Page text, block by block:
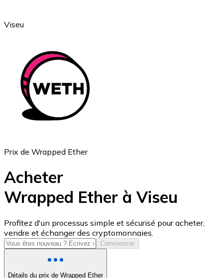
Ethereum
ETH
USD Coin
USDC
Viseu
Prix de Wrapped Ether
Acheter
Wrapped Ether à Viseu
Profitez d'un processus simple et sécurisé pour acheter,
vendre et échanger des cryptomonnaies.
Commencer
Détails du prix de Wrapped Ether